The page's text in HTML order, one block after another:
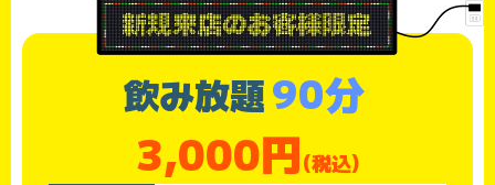
飲み放題90分
3,000円(税込)